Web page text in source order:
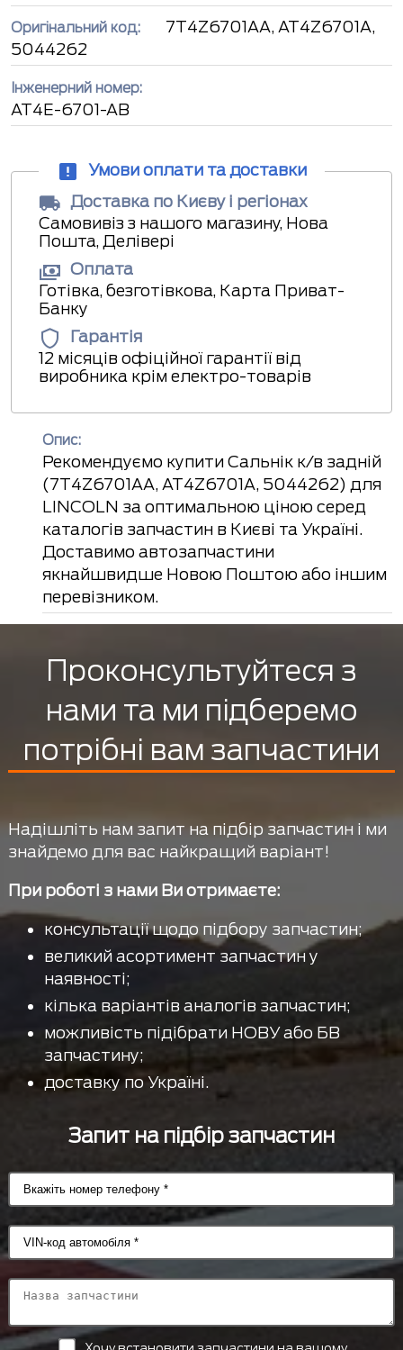
Оригінальний код:
7T4Z6701AA, AT4Z6701A,
5044262
Інженерний номер:
AT4E-6701-AB
Умови оплати та доставки
Доставка по Києву і регіонах
Самовивіз з нашого магазину, Нова
Пошта, Делівері
Оплата
Готівка, безготівкова, Карта Приват-
Банку
Гарантія
12 місяців офіційної гарантії від
виробника крім електро-товарів
Опис:
Рекомендуємо купити Сальнік к/в задній
(7T4Z6701AA, AT4Z6701A, 5044262) для
LINCOLN за оптимальною ціною серед
каталогів запчастин в Києві та Україні.
Доставимо автозапчастини
якнайшвидше Новою Поштою або іншим
перевізником.
Проконсультуйтеся з
нами та ми підберемо
потрібні вам запчастини
Надішліть нам запит на підбір запчастин і ми
знайдемо для вас найкращий варіант!
При роботі з нами Ви отримаєте:
консультації щодо підбору запчастин;
великий асортимент запчастин у
наявності;
кілька варіантів аналогів запчастин;
можливість підібрати НОВУ або БВ
запчастину;
доставку по Україні.
Запит на підбір запчастин